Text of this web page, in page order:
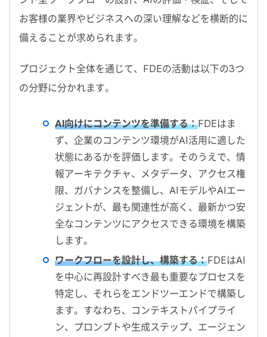
お客様の業界やビジネスへの深い理解などを横断的に
備えることが求められます。
プロジェクト全体を通じて、 FDEの活動は以下の3つ
の分野に分かれます。
AI向けにコンテンツを準備する：FDEはま
ず、企業のコンテンツ環境がAI活用に適した
状態にあるかを評価します。そのうえで、情
報アーキテクチャ、メタデータ、アクセス権
限、ガバナンスを整備し、 AIモデルやAIエー
ジェントが、最も関連性が高く、最新かつ安
全なコンテンツにアクセスできる環境を構築
します。
ワークフローを設計し、構築する：FDEはAI
を中心に再設計すべき最も重要なプロセスを
特定し、それらをエンドツーエンドで構築し
ます。すなわち、コンテキストパイプライ
ン、プロンプトや生成ステップ、エージェン